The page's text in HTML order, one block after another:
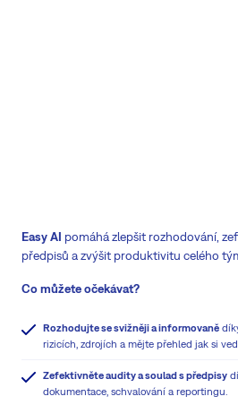
Easy AI pomáhá zlepšit rozhodování,
předpisů a zvýšit produktivitu celého
Co můžete očekávat?
Rozhodujte se svižněji a informovaně
rizicích, zdrojích a mějte přehled jak si
Zefektivněte audity a soulad s předpisy
dokumentace, schvalování a reportingu.